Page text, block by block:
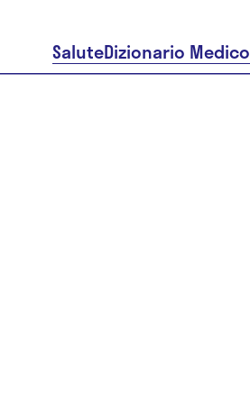
SaluteDizionario Medico